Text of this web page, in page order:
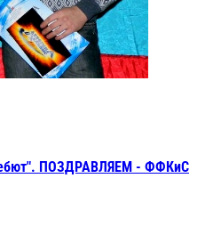
ПОЗДРАВЛЯЕМ - ФФКиС